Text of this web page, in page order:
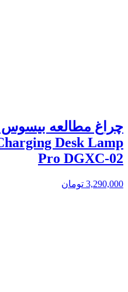
Desk Lamp
Pro DGXC-02
3,290,000 تومان